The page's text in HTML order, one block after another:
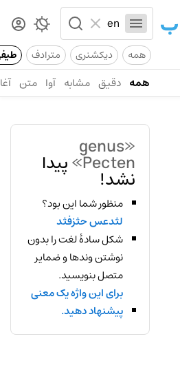
همه دیکشنری مترادف
همه دقیق مشابه آوا متن
«genus
Pecten» پیدا
نشد!
منظور شما این بود؟
لثدعس حثزفثد
شکل سادهٔ لغت را بدون
نوشتن وندها و ضمایر
متصل بنویسید.
برای این واژه یک معنی
پیشنهاد دهید.